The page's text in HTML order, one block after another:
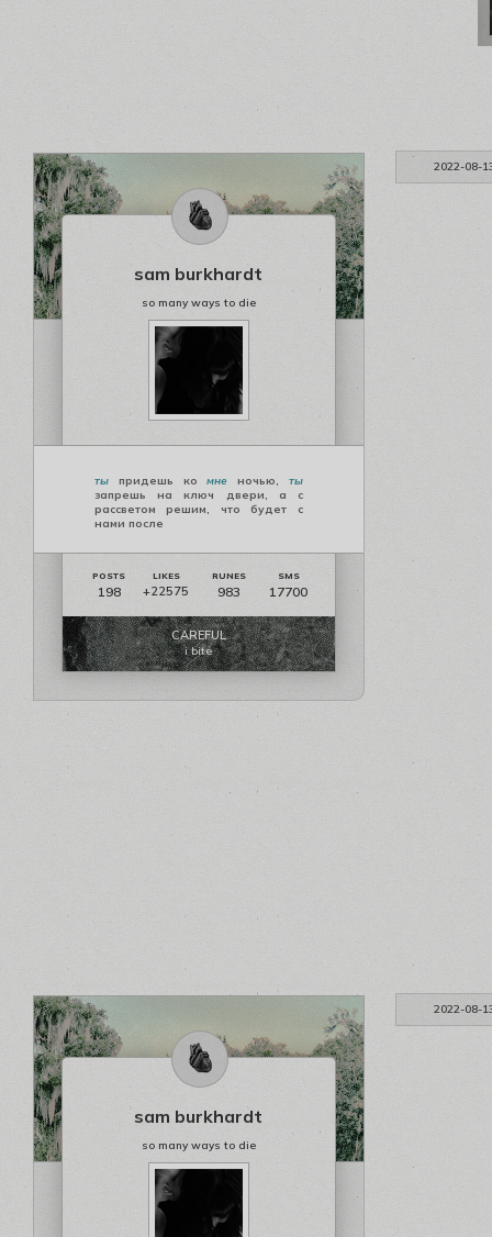
2022-08-
sam burkhardt
so many ways to die
ты придешь комне ночью,ты
запрешь на ключ двери, а с
рассветом решим, что будет с
нами после
198 +22575 983 17700
CAREFUL
i bite
2022-08-
sam burkhardt
so many ways to die